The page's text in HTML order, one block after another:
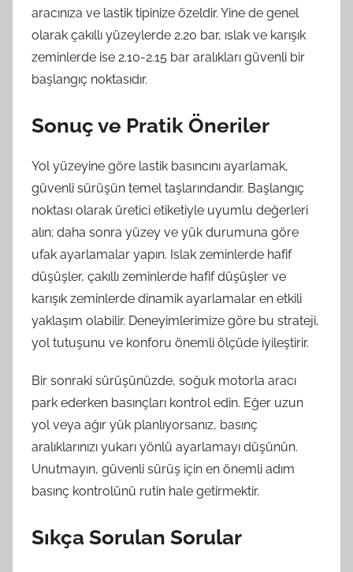
aracınıza ve lastik tipinize özeldir. Yine de genel
olarak çakıllı yüzeylerde 2.20 bar, ıslak ve karışık
zeminlerde ise 2.10-2.15 bar aralıkları güvenli bir
başlangıç noktasıdır.
Sonuç ve Pratik Öneriler
Yol yüzeyine göre lastik basıncını ayarlamak,
güvenli sürüşün temel taşlarındandır. Başlangıç
noktası olarak üretici etiketiyle uyumlu değerleri
alın; daha sonra yüzey ve yük durumuna göre
ufak ayarlamalar yapın. Islak zeminlerde hafif
düşüşler, çakıllı zeminlerde hafif düşüşler ve
karışık zeminlerde dinamik ayarlamalar en etkili
yaklaşım olabilir. Deneyimlerimize göre bu strateji,
yol tutuşunu ve konforu önemli ölçüde iyileştirir.
Bir sonraki sürüşünüzde, soğuk motorla aracı
park ederken basınçları kontrol edin. Eğer uzun
yol veya ağır yük planlıyorsanız, basınç
aralıklarınızı yukarı yönlü ayarlamayı düşünün.
Unutmayın, güvenli sürüş için en önemli adım
basınç kontrolünü rutin hale getirmektir.
Sıkça Sorulan Sorular